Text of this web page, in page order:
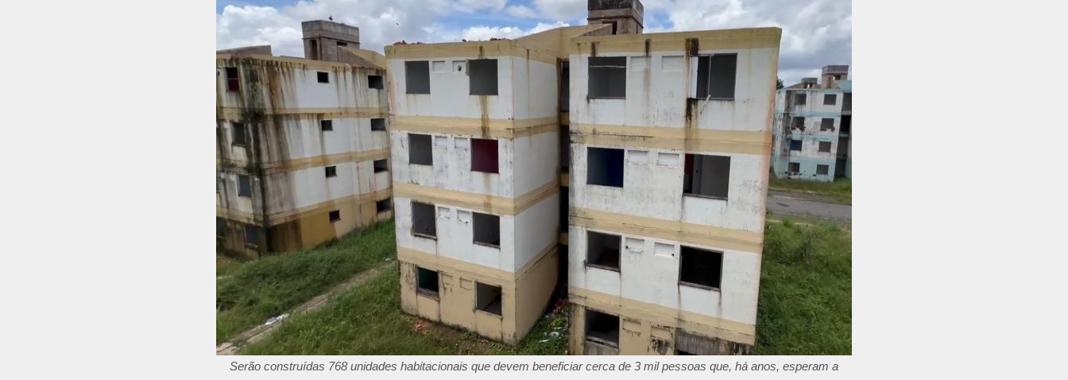
Serão construídas 768 unidades habitacionais que devem beneficiar cerca de 3 mil pessoas que, há anos, esperam a